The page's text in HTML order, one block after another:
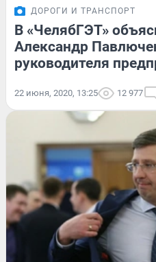
ДОРОГИ И ТРАНСПОРТ
В «ЧелябГЭТ»
Александр
руководителя
22 июня, 2020, 13:25 12 977